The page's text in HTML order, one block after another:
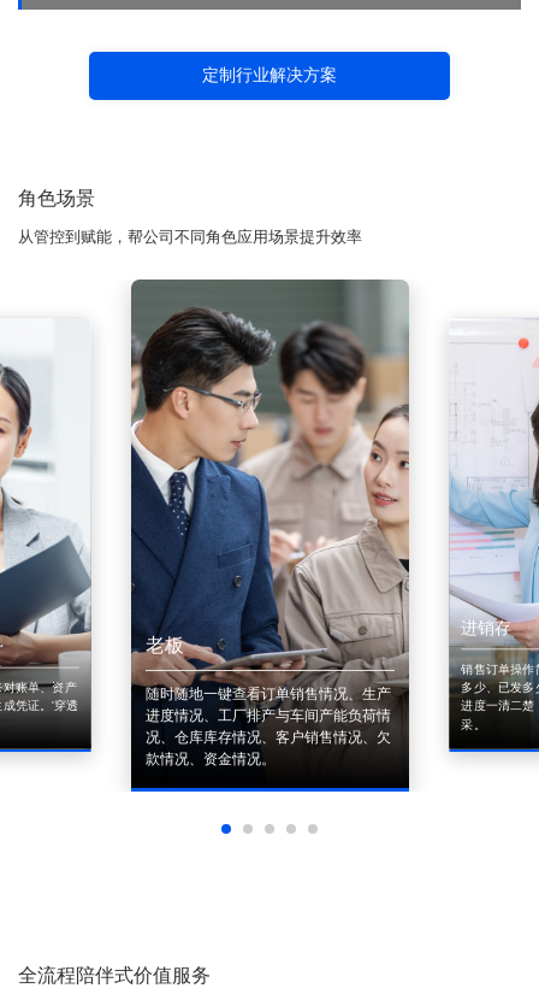
定制行业解决方案
角色场景
从管控到赋能，帮公司不同角色应用场景提升效率
账单、资产
凭证。'穿透
老板
随时随地一键查看订单销售情况、生产
进度情况、工厂排产与车间产能负荷情
况、仓库库存情况、客户销售情况、欠
款情况、资金情况。
进销存
销售订单操作
多少、已发多
进度一清二楚
采。
全流程陪伴式价值服务